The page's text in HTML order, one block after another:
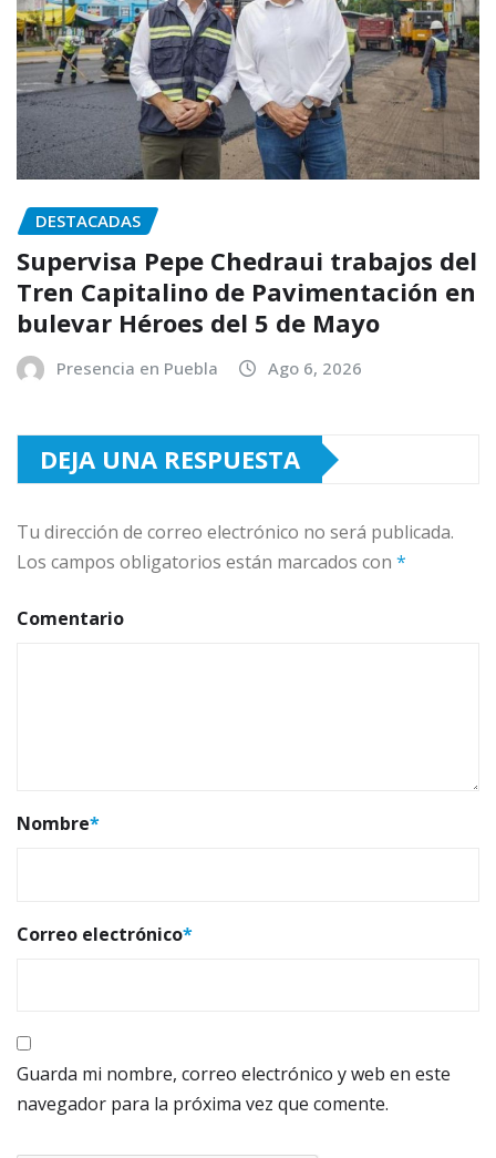
DESTACADAS
Supervisa Pepe Chedraui trabajos del
Tren Capitalino de Pavimentación en
bulevar Héroes del 5 de Mayo
Presencia en Puebla Ago 6, 2026
DEJA UNA RESPUESTA
Tu dirección de correo electrónico no será publicada.
Los campos obligatorios están marcados con *
Comentario
Nombre*
Correo electrónico*
Guarda mi nombre, correo electrónico y web en este
navegador para la próxima vez que comente.